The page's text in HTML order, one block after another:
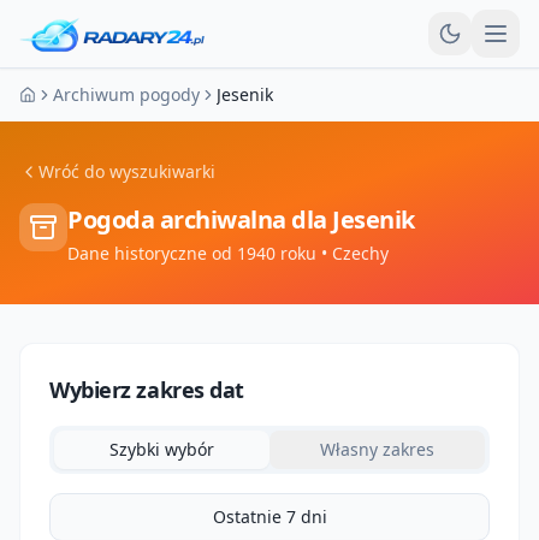
Strona główna
Archiwum pogody Jesenik
Wróć do wyszukiwarki
Pogoda archiwalna dla Jesenik
Dane historyczne od 1940 roku • Czechy
Wybierz zakres dat
Szybki wybór Własny zakres
Ostatnie 7 dni